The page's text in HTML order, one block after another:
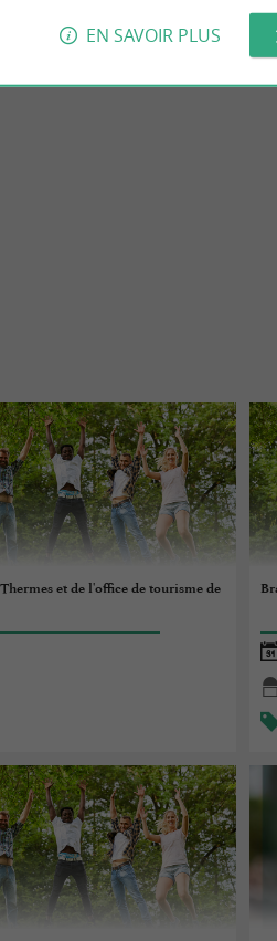
et de l'office de tourisme de
EN SAVOIR PLUS